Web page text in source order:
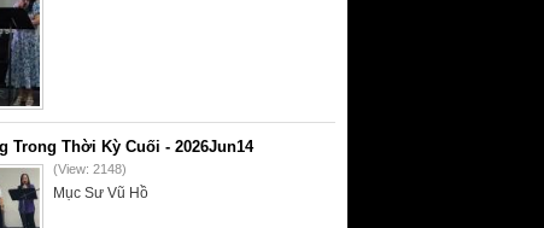
Trong Thời Kỳ Cuối - 2026Jun14
(View: 2148)
Mục Sư Vũ Hồ